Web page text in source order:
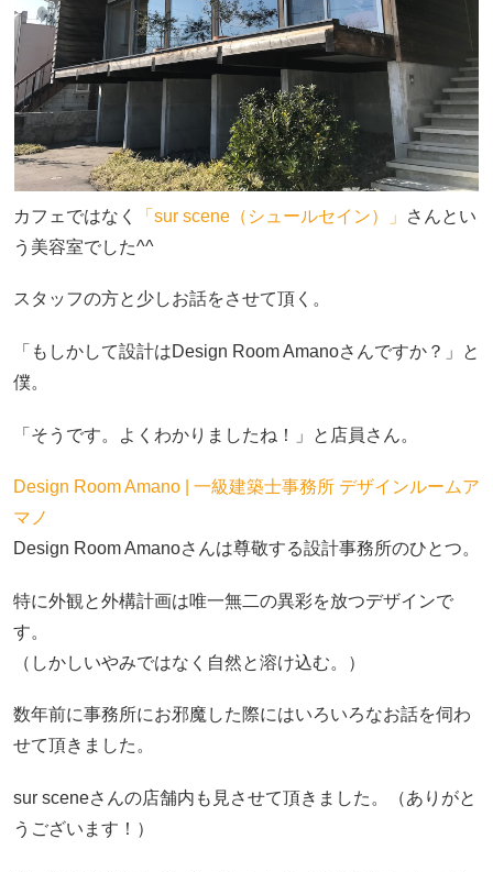
カフェではなく 「sur scene（シュールセイン）」
さんとい
う美容室でした^^
スタッフの方と少しお話をさせて頂く。
「もしかして設計はDesign Room Amanoさんですか？」と
僕。
「そうです。よくわかりましたね！」と店員さん。
Design Room Amano | 一級建築士事務所 デザインルームア
マノ
Design Room Amanoさんは尊敬する設計事務所のひとつ。
特に外観と外構計画は唯一無二の異彩を放つデザインで
す。
（しかしいやみではなく自然と溶け込む。）
数年前に事務所にお邪魔した際にはいろいろなお話を伺わ
せて頂きました。
sur sceneさんの店舗内も見させて頂きました。（ありがと
うございます！）